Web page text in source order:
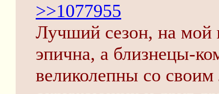
>>1077955
Лучший сезон, на мой
эпична, а близнецы-
великолепны со